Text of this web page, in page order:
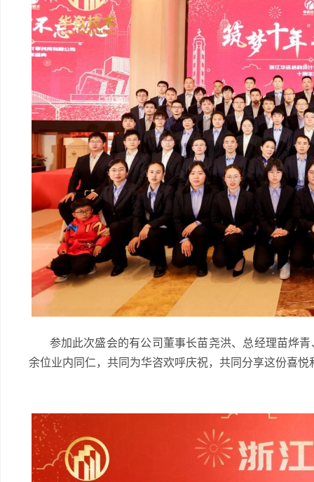
参加此次盛会的有公司董事长苗尧洪、总经理苗烨青
余位业内同仁，共同为华咨欢呼庆祝，共同分享这份喜悦